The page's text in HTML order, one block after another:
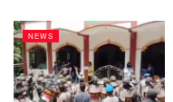
NEWS